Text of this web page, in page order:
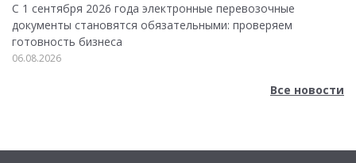
С 1 сентября 2026 года электронные перевозочные
документы становятся обязательными: проверяем
готовность бизнеса
06.08.2026
Все новости